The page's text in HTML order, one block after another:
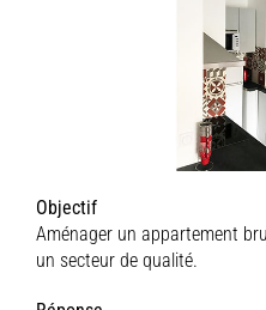
Objectif
Aménager un appartement
un secteur de qualité.